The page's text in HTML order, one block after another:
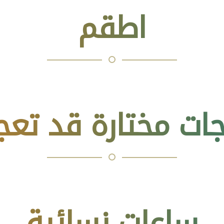
اطقم
مختارة قد